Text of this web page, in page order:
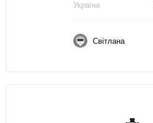
Україна
Світлана